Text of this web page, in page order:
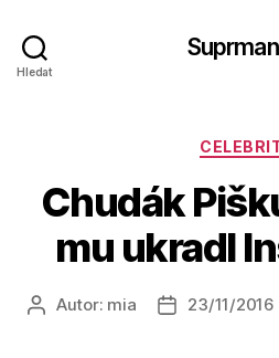
Hledat
Chudák
mu ukradl
AutorAutor: mia
Datum
23/11/2016